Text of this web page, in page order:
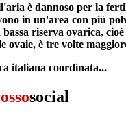
è dannoso per la
in un'area con più
riserva ovarica,
ovaie, è tre volte
italiana coordinata...
social